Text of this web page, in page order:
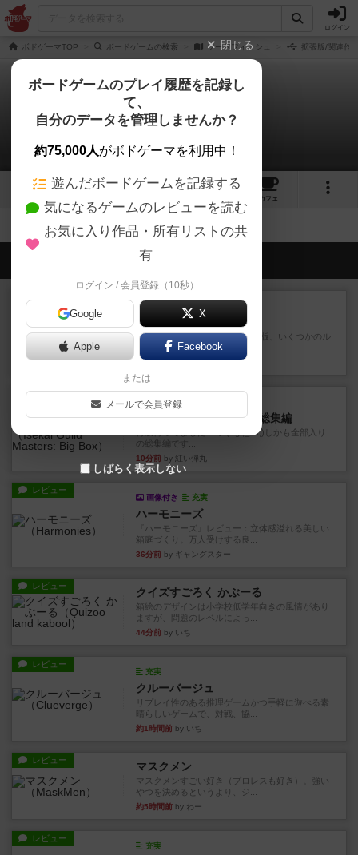
ログイン
ボドゲーマTOP ボードゲームの検索 ソードフィッシュ 拡張版/関連作
ソードフィッシュ
拡張/関連作品 0件
1
カフェ
会員の新しい投稿
レビュー
コンテナ
【ざっくりレビュー】2026年新版、いくつかのル
ールが追加された。追加...
6分前by Juin-Zuo Lin
レビュー
画像付き
異世界ギルドマスターズ総集編
再販待ってました～っ (&gt;_&lt;)しかも全部入り
の総集編です...
10分前 by 紅い弾丸
レビュー
画像付き 充実
ハーモニーズ
『ハーモニーズ』レビュー：立体感溢れる美しい
箱庭づくり。万人受けする良...
36分前 by ギャングスター
レビュー クイズすごろく かぶーる
箱絵のデザインは小学校低学年向きの風情があり
ますが、問題のレベルによっ...
44分前 by いち
レビュー
充実
クルーバージュ
リプレイ性のある推理ゲームかつ手軽に遊べる素
晴らしいゲームで、対戦、協...
約1時間前 by いち
レビュー マスクメン
マスクメンすごい好き（プロレスも好き）。強い
やつを決めるというより、ジ...
約5時間前 by わー
レビュー
充実
閉じる
ボードゲームのプレイ履歴を記録し
て、
自分のデータを管理しませんか？
約75,000人がボドゲーマを利用中！
遊んだボードゲームを記録する
気になるゲームのレビューを読む
お気に入り作品・所有リストの共
有
ログイン / 会員登録（10秒）
Google X
Apple Facebook
または
メールで会員登録
しばらく表示しない